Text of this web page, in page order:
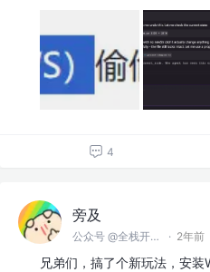
4
旁及
公众号 @全栈开发师 · 2年前
兄弟们，搞了个新玩法，安